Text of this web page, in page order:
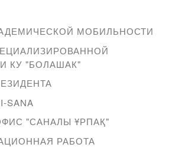
МОБИЛЬНОСТИ
КУ "БОЛАШАК"
SANA
"САНАЛЫ ҰРПАҚ"
РАБОТА